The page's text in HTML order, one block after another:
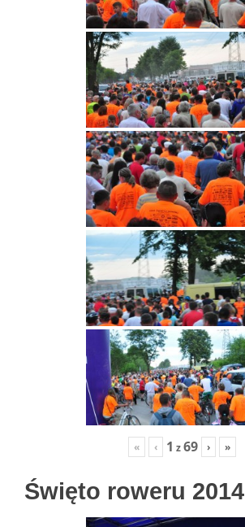
« ‹ 1 z69 › »
Święto roweru 2014